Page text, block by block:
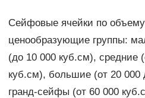
Сейфовые ячейки по
ценообразующие группы:
(до 10 000 куб.см), средние
куб.см), большие (от 20 000
гранд-сейфы (от 60 000